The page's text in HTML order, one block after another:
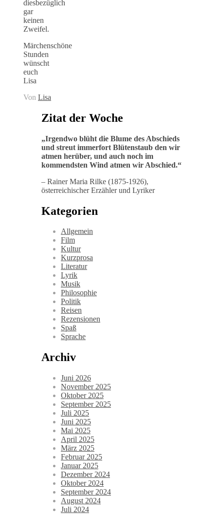
diesbezüglich
gar
keinen
Zweifel.
Märchenschöne
Stunden
wünscht
euch
Lisa
Von Lisa
Zitat der Woche
„Irgendwo blüht die Blume des Abschieds
und streut immerfort Blütenstaub den wir
atmen herüber, und auch noch im
kommendsten Wind atmen wir Abschied.“
– Rainer Maria Rilke (1875-1926),
österreichischer Erzähler und Lyriker
Kategorien
Allgemein
Film
Kultur
Kurzprosa
Literatur
Lyrik
Musik
Philosophie
Politik
Reisen
Rezensionen
Spaß
Sprache
Archiv
Juni 2026
November 2025
Oktober 2025
September 2025
Juli 2025
Juni 2025
Mai 2025
April 2025
März 2025
Februar 2025
Januar 2025
Dezember 2024
Oktober 2024
September 2024
August 2024
Juli 2024